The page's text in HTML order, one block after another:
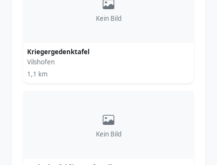
Kein Bild
Kriegergedenktafel
Vilshofen
1,1 km
Kein Bild